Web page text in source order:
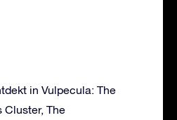
in Vulpecula: The
Cluster, The